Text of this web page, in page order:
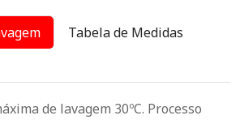
Tabela de Medidas
de lavagem 30ºC. Processo